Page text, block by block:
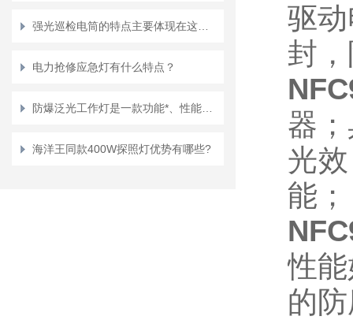
电力抢修应急灯有什么特点？
海洋王同款400W探照灯优势有哪些?
驱
封
器
光
能；
性
的